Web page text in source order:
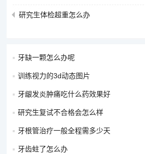
用人单位了解相关要求，并且提前做好相
触、吸入一些特定工作环境下的毒物、有
结尾
市属医院、专业体检机构以及就近社区卫
查。入职体检不仅可以帮助用人单位了解
研究生体检超重怎么办
牙缺一颗怎么办呢
训练视力的3d动态图片
牙龈发炎肿痛吃什么药效果好
研究生复试不合格会怎么样
牙根管治疗一般全程需多少天
牙齿蛀了怎么办